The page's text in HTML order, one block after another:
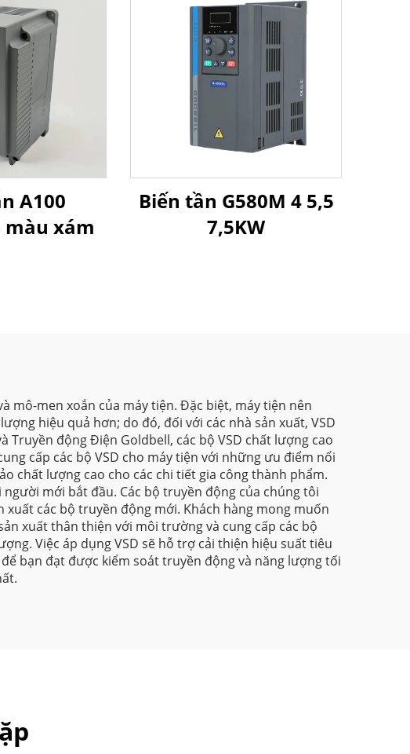
A100
màu xám
Biến tần G580M 4 5,5
7,5KW
mô-men xoắn của máy tiện. Đặc biệt, máy tiện nên
hiệu quả hơn; do đó, đối với các nhà sản xuất, VSD
Truyền động Điện Goldbell, các bộ VSD chất lượng cao
cấp các bộ VSD cho máy tiện với những ưu điểm nổi
chất lượng cao cho các chi tiết gia công thành phẩm.
mới bắt đầu. Các bộ truyền động của chúng tôi
các bộ truyền động mới. Khách hàng mong muốn
xuất thân thiện với môi trường và cung cấp các bộ
Việc áp dụng VSD sẽ hỗ trợ cải thiện hiệu suất tiêu
bạn đạt được kiểm soát truyền động và năng lượng tối